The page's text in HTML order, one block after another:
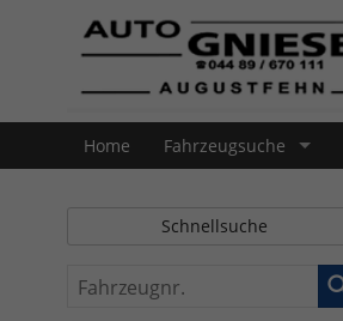
Home Fahrzeugsuche
Schnellsuche
Fahrzeugnr.